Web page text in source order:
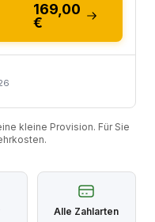
169,00
€
kleine Provision. Für Sie
Alle Zahlarten